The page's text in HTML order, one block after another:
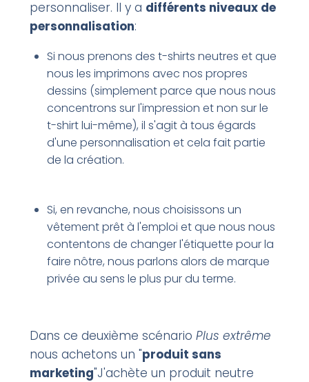
personnaliser. Il y a différents niveaux de
personnalisation:
Si nous prenons des t-shirts neutres et que
nous les imprimons avec nos propres
dessins (simplement parce que nous nous
concentrons sur l'impression et non sur le
t-shirt lui-même), il s'agit à tous égards
d'une personnalisation et cela fait partie
de la création.
Si, en revanche, nous choisissons un
vêtement prêt à l'emploi et que nous nous
contentons de changer l'étiquette pour la
faire nôtre, nous parlons alors de marque
privée au sens le plus pur du terme.
Dans ce deuxième scénario Plus extrême
nous achetons un "produit sans
marketing"J'achète un produit neutre